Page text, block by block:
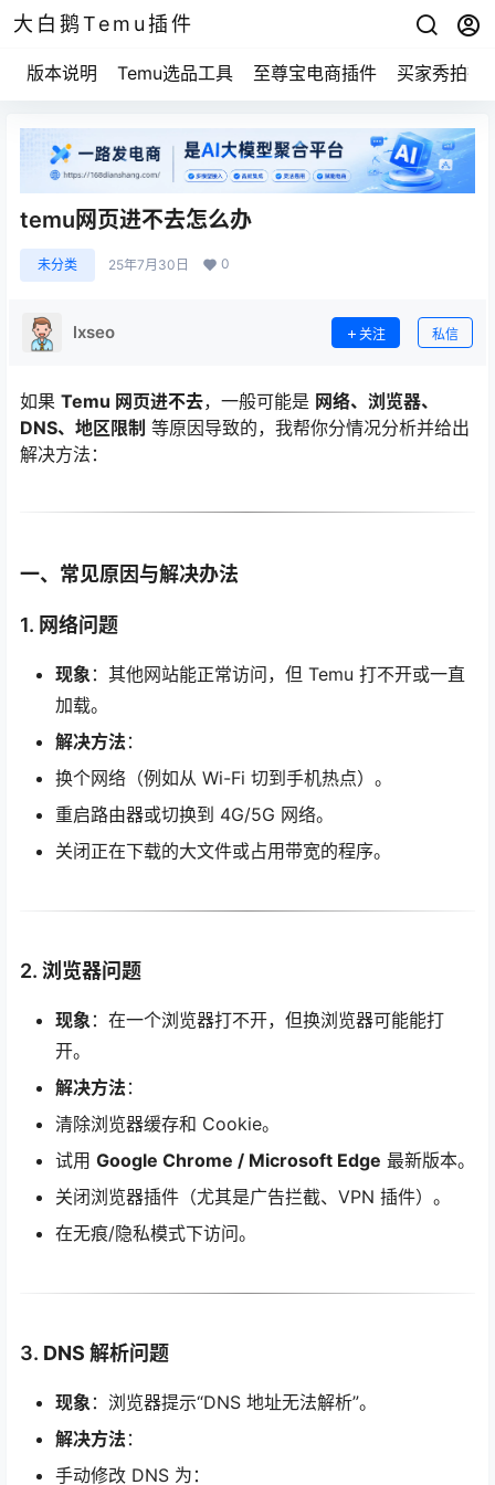
大白鹅Temu插件
版本说明 Temu选品工具 至尊宝电商插件 买家秀拍摄
temu网页进不去怎么办
未分类 25年7月30日 0
lxseo 关注 私信
如果 Temu 网页进不去，一般可能是 网络、浏览器、
DNS、地区限制 等原因导致的，我帮你分情况分析并给出
解决方法：
一、常见原因与解决办法
1. 网络问题
现象 ：其他网站能正常访问，但 Temu 打不开或一直
加载。
解决方法 ：
换个网络（例如从 Wi-Fi 切到手机热点）。
重启路由器或切换到 4G/5G 网络。
关闭正在下载的大文件或占用带宽的程序。
2. 浏览器问题
现象 ：在一个浏览器打不开，但换浏览器可能能打
开。
解决方法 ：
清除浏览器缓存和 Cookie。
试用 Google Chrome / Microsoft Edge 最新版本。
关闭浏览器插件（尤其是广告拦截、VPN 插件）。
在无痕/隐私模式下访问。
3. DNS 解析问题
现象 ：浏览器提示“DNS 地址无法解析”。
解决方法 ：
手动修改 DNS 为：